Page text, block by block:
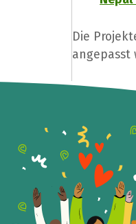
Die
angepasst